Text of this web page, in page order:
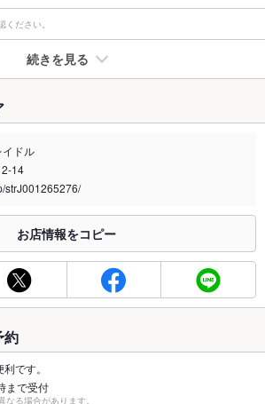
ください。
続きを見る
関する法律が施行されています。正しい情報はお店へお問い
ドル
14
strJ001265276/
お店情報をコピー
約
です。
まで受付
る場合があります。